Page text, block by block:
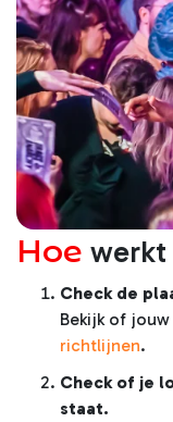
Hoe werkt
Check de
Bekijk of
richtlijnen.
Check of je
staat.